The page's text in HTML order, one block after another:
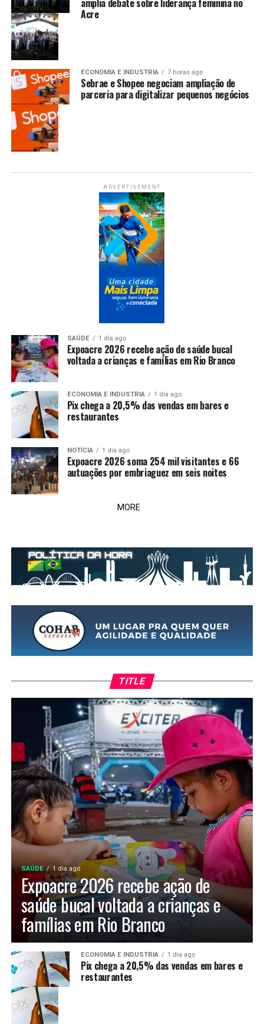
amplia debate sobre liderança feminina no
Acre
ECONOMIA E INDUSTRIA 7 horas ago
Sebrae e Shopee negociam ampliação de
parceria para digitalizar pequenos negócios
ADVERTISEMENT
SAÚDE 1 dia ago
Expoacre 2026 recebe ação de saúde bucal
voltada a crianças e famílias em Rio Branco
ECONOMIA E INDUSTRIA 1 dia ago
Pix chega a 20,5% das vendas em bares e
restaurantes
NOTÍCIA 1 dia ago
Expoacre 2026 soma 254 mil visitantes e 66
autuações por embriaguez em seis noites
MORE
TITLE
SAÚDE 1 dia ago
Expoacre 2026 recebe ação de
saúde bucal voltada a crianças e
famílias em Rio Branco
ECONOMIA E INDUSTRIA 1 dia ago
Pix chega a 20,5% das vendas em bares e
restaurantes